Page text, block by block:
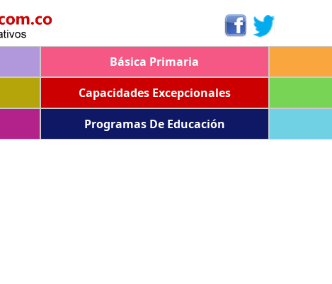
Básica Primaria
Capacidades Excepcionales
Programas De Educación